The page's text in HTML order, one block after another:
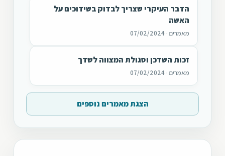
הדבר העיקרי שצריך לבדוק בשידוכים על
האשה
מאמרים · 07/02/2024
זכות השדכן וסגולת המצווה לשדך
מאמרים · 07/02/2024
הצגת מאמרים נוספים